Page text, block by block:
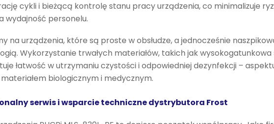
cykli i bieżącą kontrolę stanu pracy urządzenia, co minimalizuje
wydajność personelu.
na urządzenia, które są proste w obsłudze, a jednocześnie
Wykorzystanie trwałych materiałów, takich jak
łatwość w utrzymaniu czystości i odpowiedniej dezynfekcji –
biologicznym i medycznym.
serwis i wsparcie techniczne dystrybutora Frost